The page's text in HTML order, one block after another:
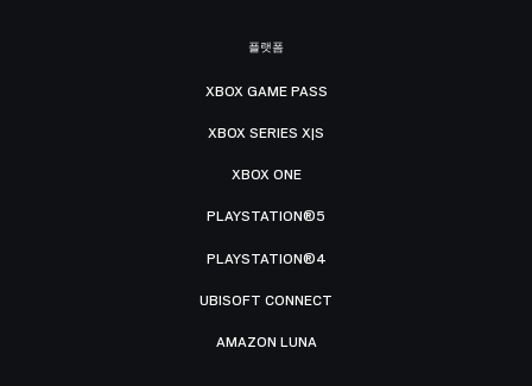
플랫폼
XBOX GAME PASS
XBOX SERIES X|S
XBOX ONE
PLAYSTATION®5
PLAYSTATION®4
UBISOFT CONNECT
AMAZON LUNA